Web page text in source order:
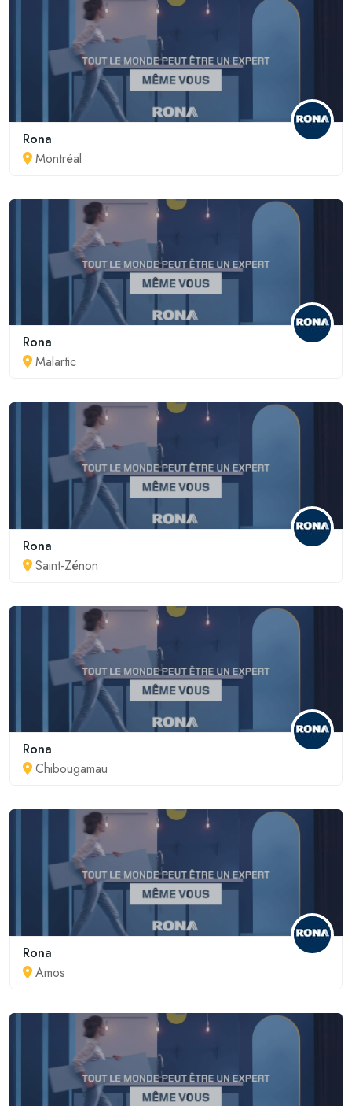
Rona
Montréal
Rona
Malartic
Rona
Saint-Zénon
Rona
Chibougamau
Rona
Amos